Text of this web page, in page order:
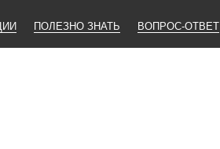
ПОЛЕЗНО ЗНАТЬ ВОПРОС-ОТВЕТ